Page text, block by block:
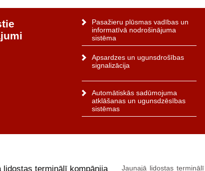
Pasažieru plūsmas vadības un
informatīvā nodrošinājuma
sistēma
Apsardzes un ugunsdrošības
signalizācija
Automātiskās sadūmojuma
atklāšanas un ugunsdzēsības
sistēmas
lidostas terminālī kompānija
Jaunajā lidostas